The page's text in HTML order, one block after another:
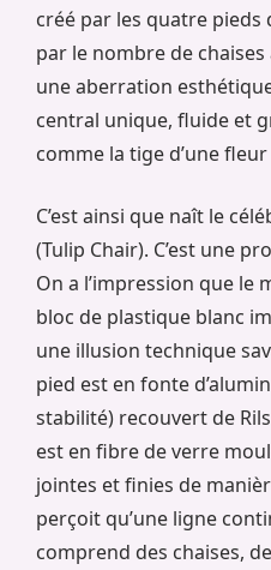
créé par les quatre pieds
par le nombre de
une aberration
central unique, fluide et
comme la tige d’une
C’est ainsi que naît le
(Tulip Chair). C’est une
On a l’impression que le
bloc de plastique blanc
une illusion technique
pied est en fonte
stabilité) recouvert de
est en fibre de verre
jointes et finies de
perçoit qu’une ligne
comprend des chaises,